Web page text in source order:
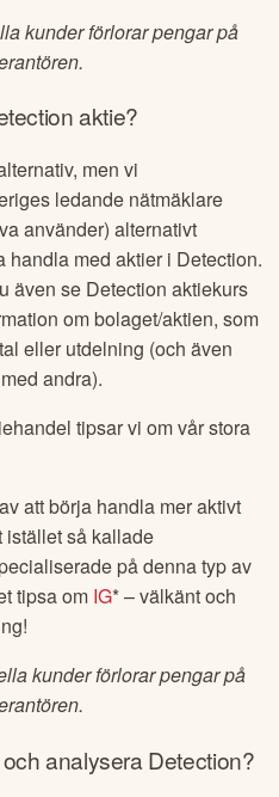
kunder förlorar pengar på
aktie?
men vi
ledande nätmäklare
använder) alternativt
handla med aktier i Detection.
även se Detection aktiekurs
om bolaget/aktien, som
eller utdelning (och även
andra).
tipsar vi om vår stora
att börja handla mer aktivt
istället så kallade
på denna typ av
tipsa om IG* – välkänt och
kunder förlorar pengar på
analyseraDetection?